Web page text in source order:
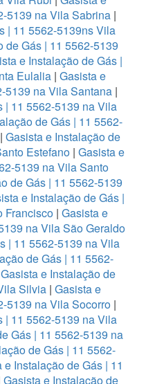
5139 na Vila Sabrina|
| 11 5562-5139ns Vila
de Gás | 11 5562-5139
e Instalação de Gás |
Eulalia | Gasista e
5139 na Vila Santana|
| 11 5562-5139 na Vila
de Gás | 11 5562-
Gasista e Instalação de
Estefano | Gasista e
5139 na Vila Santo
de Gás | 11 5562-5139
e Instalação de Gás |
Francisco | Gasista e
na Vila São Geraldo
| 11 5562-5139 na Vila
de Gás | 11 5562-
Gasista e Instalação de
Silvia| Gasista e
5139 na Vila Socorro|
| 11 5562-5139 na Vila
Gás | 11 5562-5139 na
de Gás | 11 5562-
e Instalação de Gás | 11
Gasista e Instalação de